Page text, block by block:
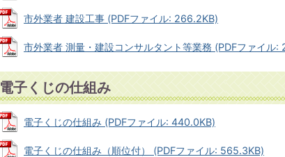
市外業者 建設工事 (PDFファイル: 266.2KB)
市外業者 測量・建設コンサルタント等業務 (PDFファイル:
電子くじの仕組み
電子くじの仕組み (PDFファイル: 440.0KB)
電子くじの仕組み（順位付） (PDFファイル: 565.3KB)